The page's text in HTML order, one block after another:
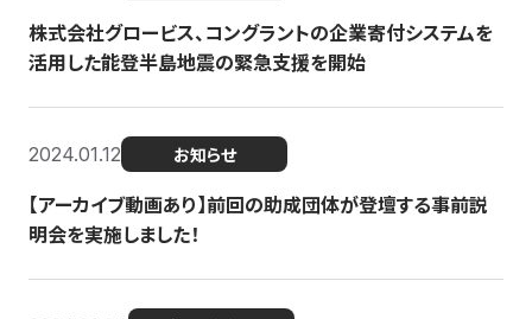
株式会社グロービス、コングラントの企業寄付システムを
活用した能登半島地震の緊急支援を開始
2024.01.12 お知らせ
【アーカイブ動画あり】前回の助成団体が登壇する事前説
明会を実施しました！